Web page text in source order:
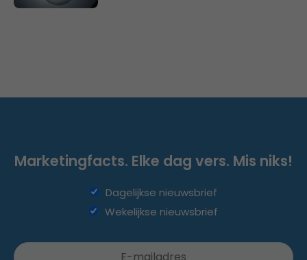
Marketingfacts. Elke dag vers. Mis niks!
Dagelijkse nieuwsbrief
Wekelijkse nieuwsbrief